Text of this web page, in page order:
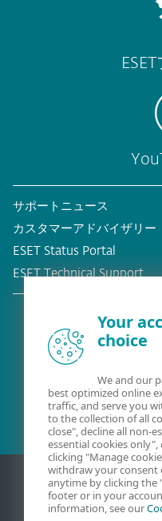
サポートニュース
カスタマーアドバイザリー
ESET Status Portal
ESET Technical Support
既
Your
choice
We and our
best optimized online
traffic, and serve you
to the collection of all
close", decline all non-
essential cookies
clicking "Manage
withdraw your consent
anytime by clicking the
footer or in your
information, see our